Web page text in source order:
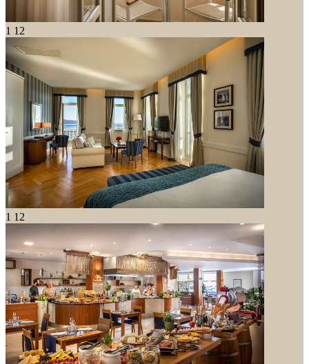
1 12
1 12